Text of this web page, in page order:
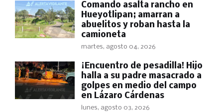
Comando asalta rancho en
Hueyotlipan; amarran a
abuelitos y roban hasta la
camioneta
martes, agosto 04, 2026
​¡Encuentro de pesadilla! Hijo
halla a su padre masacrado a
golpes en medio del campo
en Lázaro Cárdenas
lunes, agosto 03, 2026